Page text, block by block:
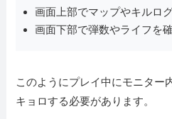
画面上部でマップやキルロ
画面下部で弾数やライフを
このようにプレイ中にモニター
キョロする必要があります。